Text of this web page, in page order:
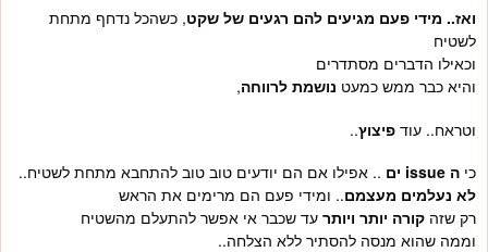
ואז.. מידי פעם מגיעים להם רגעים של שקט, כשהכל נדחף מתחת
לשטיח
וכאילו הדברים מסתדרים
והיא כבר ממש כמעט נושמת לרווחה,
וטראח.. עוד פיצוץ..
כי ה issue ים .. אפילו אם הם יודעים טוב טוב להתחבא מתחת לשטיח..
לא נעלמים מעצמם.. ומידי פעם הם מרימים את הראש
רק שזה קורה יותר ויותר עד שכבר אי אפשר להתעלם מהשטיח
וממה שהוא מנסה להסתיר ללא הצלחה..